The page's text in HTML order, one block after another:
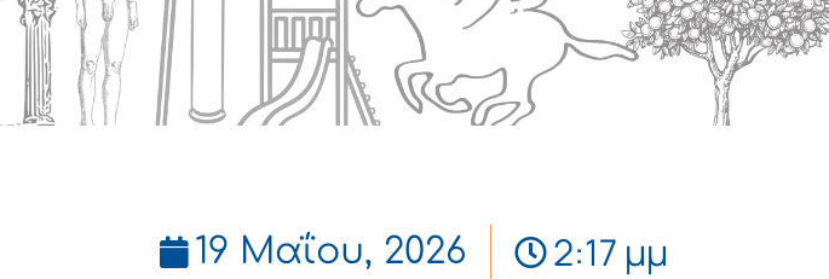
19 Μαΐου, 2026 2:17 μμ